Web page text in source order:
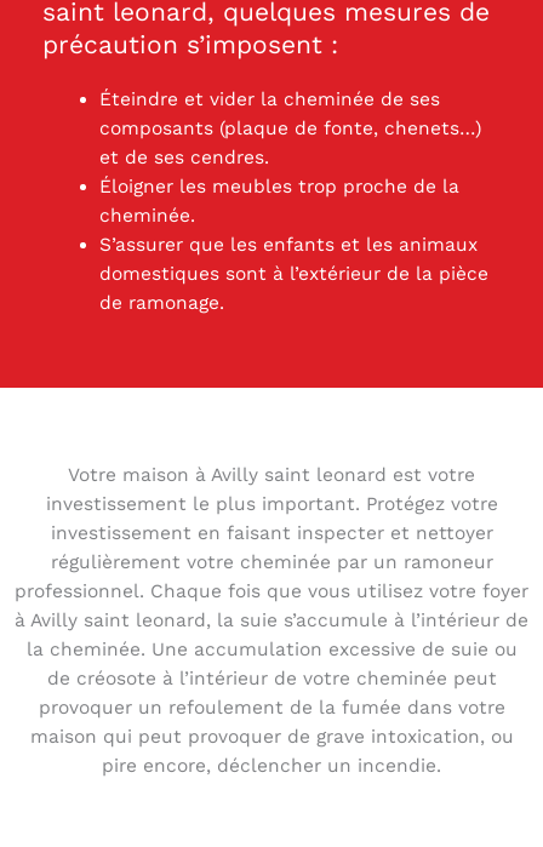
saint leonard, quelques mesures de
précaution s’imposent :
Éteindre et vider la cheminée de ses
composants (plaque de fonte, chenets…)
et de ses cendres.
Éloigner les meubles trop proche de la
cheminée.
S’assurer que les enfants et les animaux
domestiques sont à l’extérieur de la pièce
de ramonage.
Votre maison à Avilly saint leonard est votre
investissement le plus important. Protégez votre
investissement en faisant inspecter et nettoyer
régulièrement votre cheminée par un ramoneur
professionnel. Chaque fois que vous utilisez votre foyer
à Avilly saint leonard, la suie s’accumule à l’intérieur de
la cheminée. Une accumulation excessive de suie ou
de créosote à l’intérieur de votre cheminée peut
provoquer un refoulement de la fumée dans votre
maison qui peut provoquer de grave intoxication, ou
pire encore, déclencher un incendie.